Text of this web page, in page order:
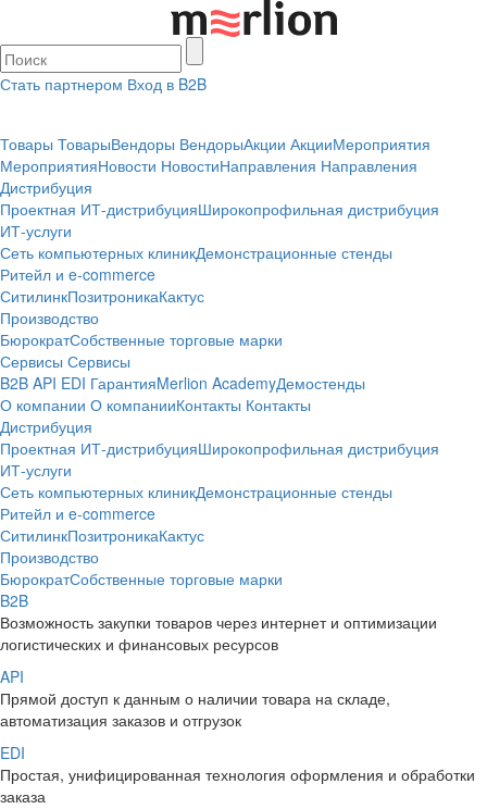
Стать партнером Вход в B2B
Товары ТоварыВендоры ВендорыАкции АкцииМероприятия
МероприятияНовости НовостиНаправления Направления
Дистрибуция
Проектная ИТ-дистрибуцияШирокопрофильная дистрибуция
ИТ-услуги
Сеть компьютерных клиникДемонстрационные стенды
Ритейл и e-commerce
СитилинкПозитроникаКактус
Производство
БюрократСобственные торговые марки
Сервисы Сервисы
B2B API EDI ГарантияMerlion AcademyДемостенды
О компании О компанииКонтакты Контакты
Дистрибуция
Проектная ИТ-дистрибуцияШирокопрофильная дистрибуция
ИТ-услуги
Сеть компьютерных клиникДемонстрационные стенды
Ритейл и e-commerce
СитилинкПозитроникаКактус
Производство
БюрократСобственные торговые марки
B2B
Возможность закупки товаров через интернет и оптимизации
логистических и финансовых ресурсов
API
Прямой доступ к данным о наличии товара на складе,
автоматизация заказов и отгрузок
EDI
Простая, унифицированная технология оформления и обработки
заказа